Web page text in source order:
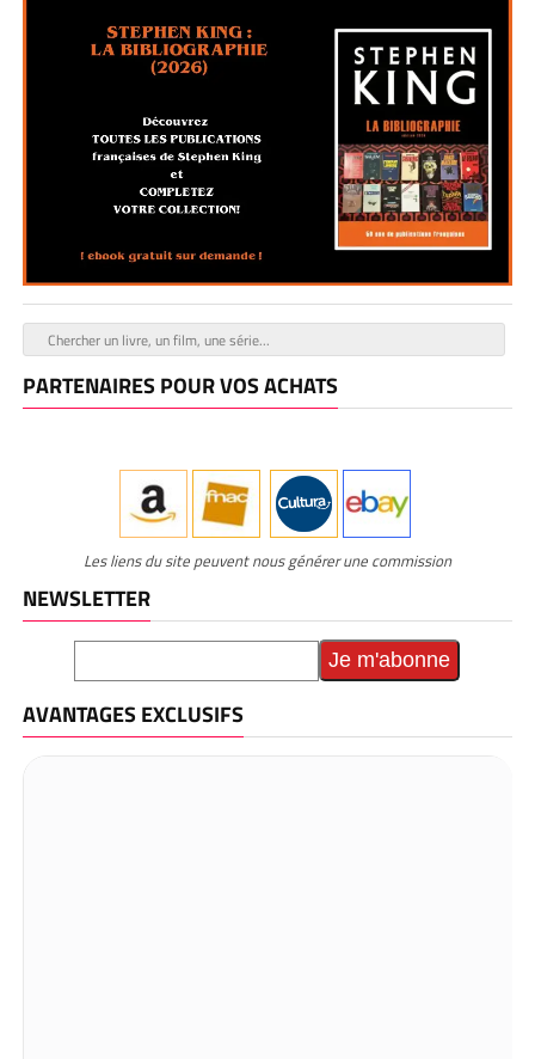
PARTENAIRES POUR VOS ACHATS
Les liens du site peuvent nous générer une commission
NEWSLETTER
AVANTAGES EXCLUSIFS